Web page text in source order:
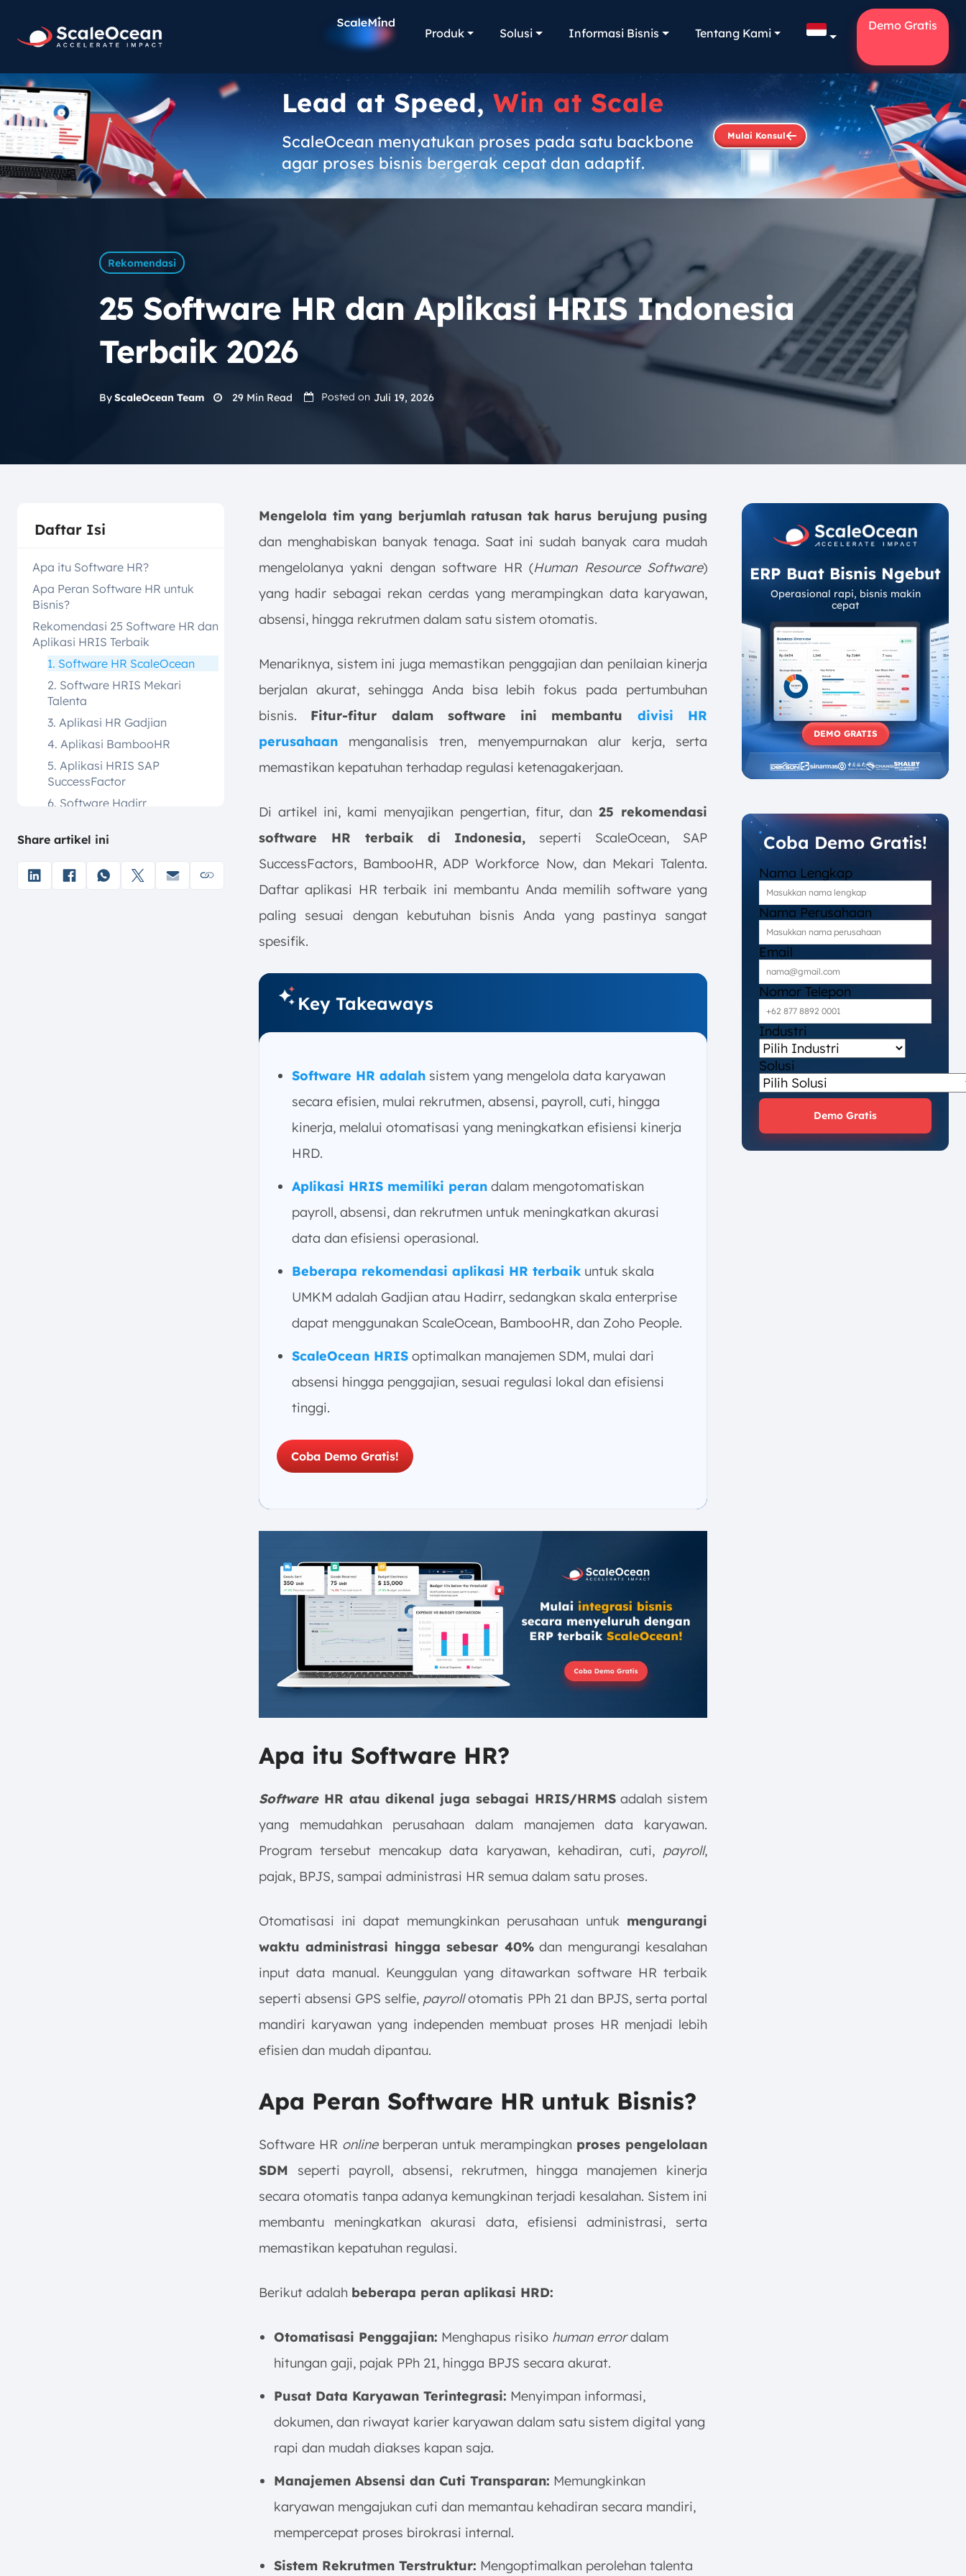
Produk Solusi Informasi Bisnis Tentang Kami
Demo Gratis
Lead at Speed,Win at Scale
ScaleOcean menyatukan proses pada satu backbone
agar proses bisnis bergerak cepat dan adaptif.
Mulai Konsul
Rekomendasi
25 Software HR dan Aplikasi HRIS Indonesia
Terbaik 2026
ByScaleOcean Team 29 Min Read Posted on Juli 19, 2026
Daftar Isi
Apa itu Software HR?
Apa Peran Software HR untuk
Bisnis?
Rekomendasi 25 Software HR dan
Aplikasi HRIS Terbaik
1. Software HR ScaleOcean
2. Software HRIS Mekari
Talenta
3. Aplikasi HR Gadjian
4. Aplikasi BambooHR
5. Aplikasi HRIS SAP
SuccessFactor
6. Software Hadirr
8. KantorKu HRIS
9. Software HR Zoho People
10. ADP Workforce Now HR
Share artikel ini
Mengelola tim yang berjumlah ratusan tak harus berujung pusing
dan menghabiskan banyak tenaga. Saat ini sudah banyak cara mudah
mengelolanya yakni dengan software HR (Human Resource Software)
yang hadir sebagai rekan cerdas yang merampingkan data karyawan,
absensi, hingga rekrutmen dalam satu sistem otomatis.
Menariknya, sistem ini juga memastikan penggajian dan penilaian kinerja
berjalan akurat, sehingga Anda bisa lebih fokus pada pertumbuhan
bisnis. Fitur-fitur dalam software ini membantu divisi HR
perusahaan menganalisis tren, menyempurnakan alur kerja, serta
memastikan kepatuhan terhadap regulasi ketenagakerjaan.
Di artikel ini, kami menyajikan pengertian, fitur, dan 25 rekomendasi
software HR terbaik di Indonesia, seperti ScaleOcean, SAP
SuccessFactors, BambooHR, ADP Workforce Now, dan Mekari Talenta.
Daftar aplikasi HR terbaik ini membantu Anda memilih software yang
paling sesuai dengan kebutuhan bisnis Anda yang pastinya sangat
spesifik.
Key Takeaways
Software HR adalah sistem yang mengelola data karyawan
secara efisien, mulai rekrutmen, absensi, payroll, cuti, hingga
kinerja, melalui otomatisasi yang meningkatkan efisiensi kinerja
HRD.
Aplikasi HRIS memiliki peran dalam mengotomatiskan
payroll, absensi, dan rekrutmen untuk meningkatkan akurasi
data dan efisiensi operasional.
Beberapa rekomendasi aplikasi HR terbaik untuk skala
UMKM adalah Gadjian atau Hadirr, sedangkan skala enterprise
dapat menggunakan ScaleOcean, BambooHR, dan Zoho People.
ScaleOcean HRIS optimalkan manajemen SDM, mulai dari
absensi hingga penggajian, sesuai regulasi lokal dan efisiensi
tinggi.
Coba Demo Gratis!
Apa itu Software HR?
SoftwareHR atau dikenal juga sebagai HRIS/HRMSadalah sistem
yang memudahkan perusahaan dalam manajemen data karyawan.
Program tersebut mencakup data karyawan, kehadiran, cuti, payroll,
pajak, BPJS, sampai administrasi HR semua dalam satu proses.
Otomatisasi ini dapat memungkinkan perusahaan untuk mengurangi
waktu administrasi hingga sebesar 40%dan mengurangi kesalahan
input data manual. Keunggulan yang ditawarkan software HR terbaik
seperti absensi GPS selfie, payrollotomatis PPh 21 dan BPJS, serta portal
mandiri karyawan yang independen membuat proses HR menjadi lebih
efisien dan mudah dipantau.
Apa Peran Software HR untuk Bisnis?
Software HR onlineberperan untuk merampingkan proses pengelolaan
SDM seperti payroll, absensi, rekrutmen, hingga manajemen kinerja
secara otomatis tanpa adanya kemungkinan terjadi kesalahan. Sistem ini
membantu meningkatkan akurasi data, efisiensi administrasi, serta
memastikan kepatuhan regulasi.
Berikut adalah beberapa peran aplikasi HRD:
Otomatisasi Penggajian: Menghapus risiko human errordalam
hitungan gaji, pajak PPh 21, hingga BPJS secara akurat.
Pusat Data Karyawan Terintegrasi: Menyimpan informasi,
dokumen, dan riwayat karier karyawan dalam satu sistem digital yang
rapi dan mudah diakses kapan saja.
Manajemen Absensi dan Cuti Transparan: Memungkinkan
karyawan mengajukan cuti dan memantau kehadiran secara mandiri,
mempercepat proses birokrasi internal.
Sistem Rekrutmen Terstruktur: Mengoptimalkan perolehan talenta
ERP Buat Bisnis Ngebut
Operasional rapi, bisnis makin
cepat
DEMO GRATIS
Coba Demo Gratis!
Nama Lengkap
Nama Perusahaan
Email
Nomor Telepon
Industri
Solusi
Demo Gratis